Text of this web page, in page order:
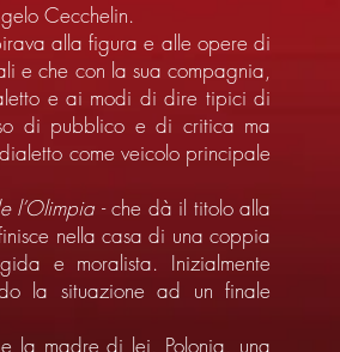
Cecchelin.
alla figura e alle opere di
e che con la sua compagnia,
e ai modi di dire tipici di
di pubblico e di critica ma
come veicolo principale
l’Olimpia - che dà il titolo alla
nella casa di una coppia
e moralista. Inizialmente
la situazione ad un finale
la madre di lei, Polonia, una